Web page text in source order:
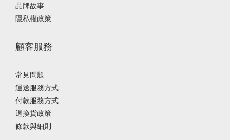
品牌故事
隱私權政策
顧客服務
常見問題
運送服務方式
付款服務方式
退換貨政策
條款與細則